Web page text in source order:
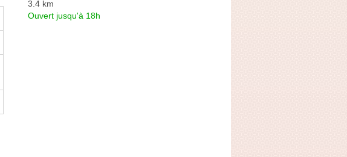
3.4 km
Ouvert jusqu'à 18h